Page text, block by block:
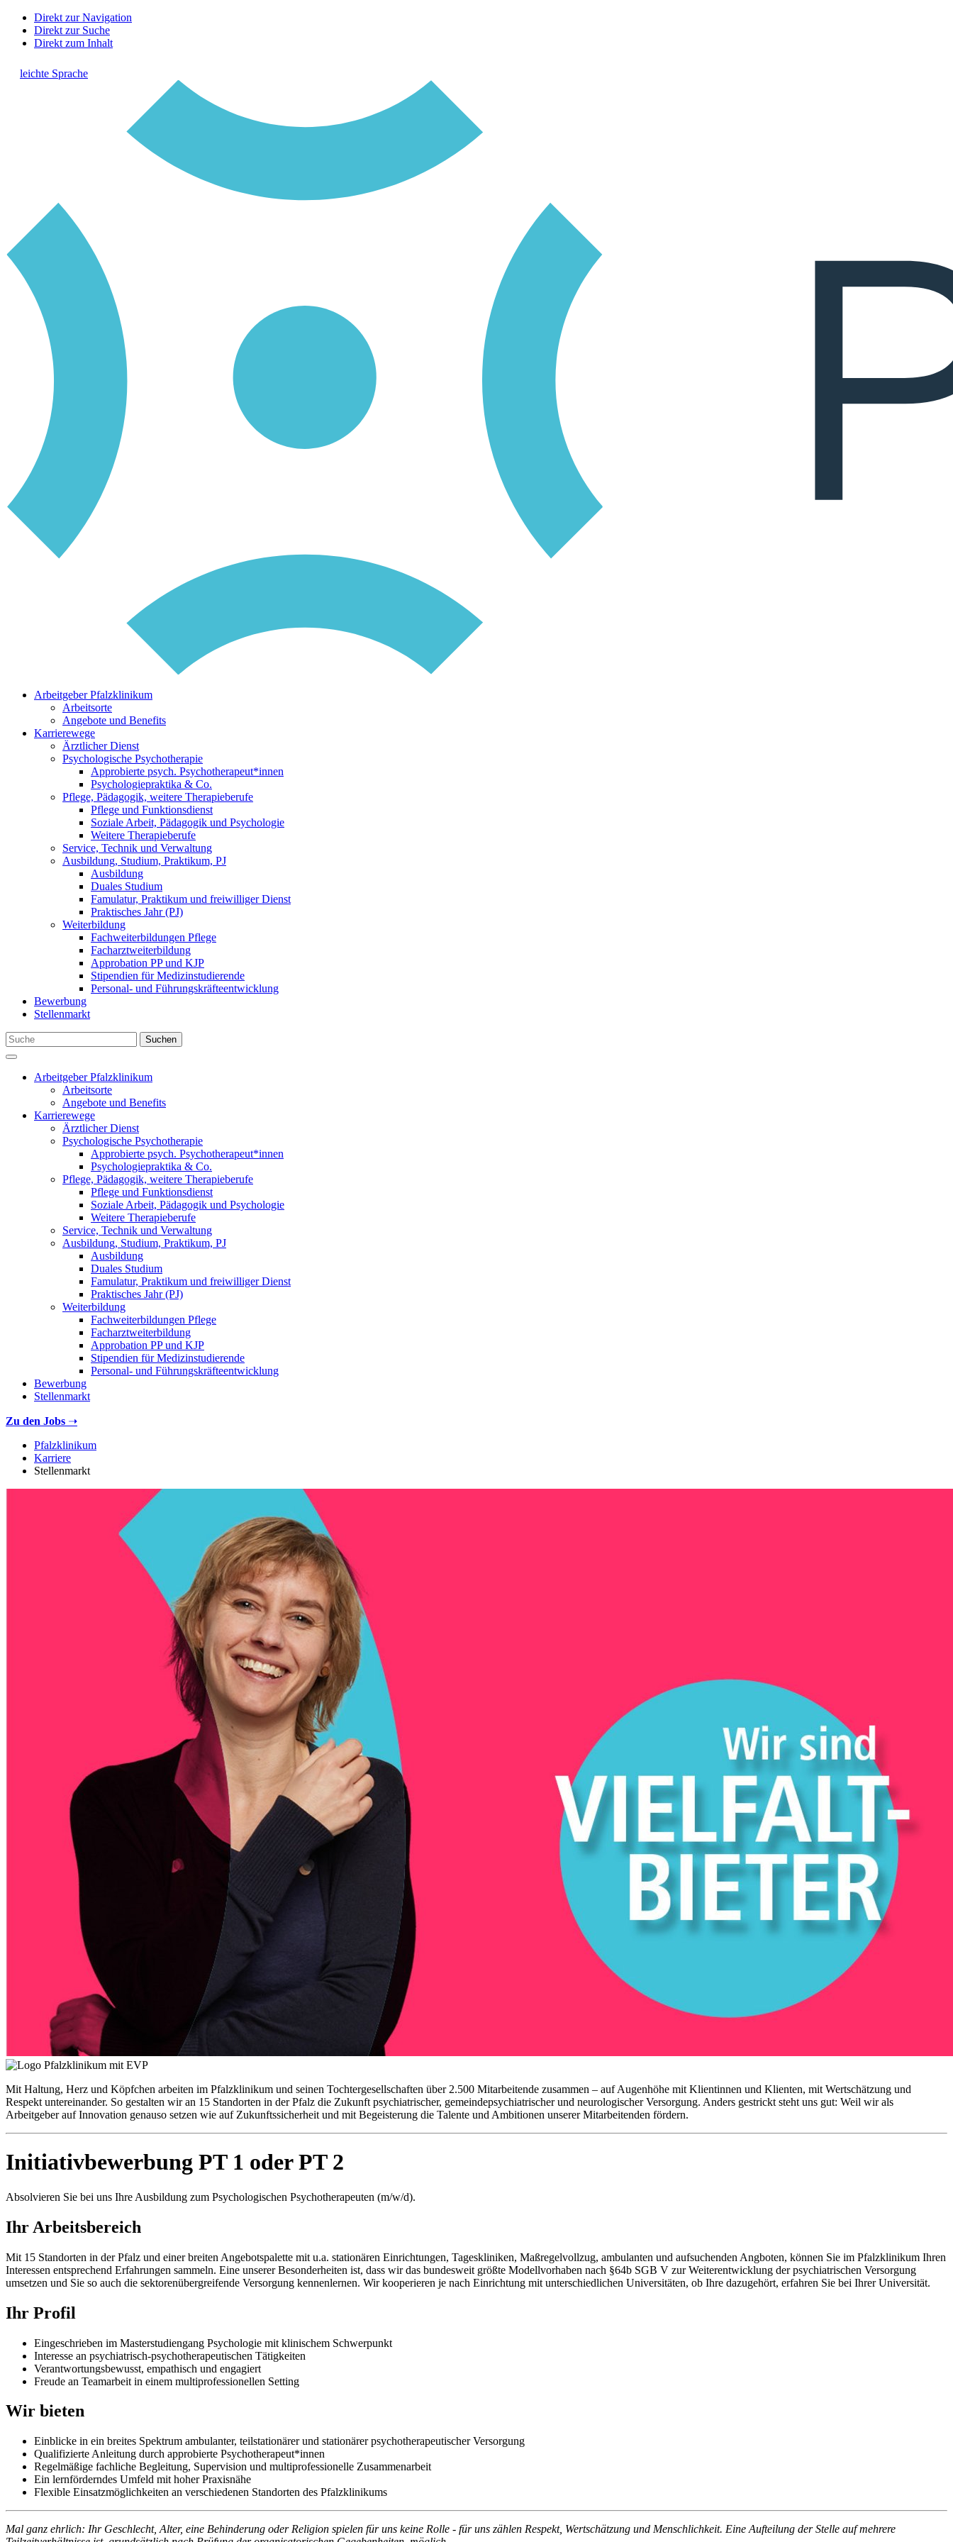
Direkt zur Navigation
Direkt zur Suche
Direkt zum Inhalt
leichte Sprache
Arbeitgeber Pfalzklinikum
Arbeitsorte
Angebote und Benefits
Karrierewege
Ärztlicher Dienst
Psychologische Psychotherapie
Approbierte psych. Psychotherapeut*innen
Psychologiepraktika & Co.
Pflege, Pädagogik, weitere Therapieberufe
Pflege und Funktionsdienst
Soziale Arbeit, Pädagogik und Psychologie
Weitere Therapieberufe
Service, Technik und Verwaltung
Ausbildung, Studium, Praktikum, PJ
Ausbildung
Duales Studium
Famulatur, Praktikum und freiwilliger Dienst
Praktisches Jahr (PJ)
Weiterbildung
Fachweiterbildungen Pflege
Facharztweiterbildung
Approbation PP und KJP
Stipendien für Medizinstudierende
Personal- und Führungskräfteentwicklung
Bewerbung
Stellenmarkt
Suchen
Arbeitgeber Pfalzklinikum
Arbeitsorte
Angebote und Benefits
Karrierewege
Ärztlicher Dienst
Psychologische Psychotherapie
Approbierte psych. Psychotherapeut*innen
Psychologiepraktika & Co.
Pflege, Pädagogik, weitere Therapieberufe
Pflege und Funktionsdienst
Soziale Arbeit, Pädagogik und Psychologie
Weitere Therapieberufe
Service, Technik und Verwaltung
Ausbildung, Studium, Praktikum, PJ
Ausbildung
Duales Studium
Famulatur, Praktikum und freiwilliger Dienst
Praktisches Jahr (PJ)
Weiterbildung
Fachweiterbildungen Pflege
Facharztweiterbildung
Approbation PP und KJP
Stipendien für Medizinstudierende
Personal- und Führungskräfteentwicklung
Bewerbung
Stellenmarkt
Zu den Jobs ➝
Pfalzklinikum
Karriere
Stellenmarkt
Mit Haltung, Herz und Köpfchen arbeiten im Pfalzklinikum und seinen Tochtergesellschaften über 2.500 Mitarbeitende zusammen – auf Augenhöhe mit Klientinnen und Klienten, mit Wertschätzung und
Respekt untereinander. So gestalten wir an 15 Standorten in der Pfalz die Zukunft psychiatrischer, gemeindepsychiatrischer und neurologischer Versorgung. Anders gestrickt steht uns gut: Weil wir als
Arbeitgeber auf Innovation genauso setzen wie auf Zukunftssicherheit und mit Begeisterung die Talente und Ambitionen unserer Mitarbeitenden fördern.
Initiativbewerbung PT 1 oder PT 2
Absolvieren Sie bei uns Ihre Ausbildung zum Psychologischen Psychotherapeuten (m/w/d).
Ihr Arbeitsbereich
Mit 15 Standorten in der Pfalz und einer breiten Angebotspalette mit u.a. stationären Einrichtungen, Tageskliniken, Maßregelvollzug, ambulanten und aufsuchenden Angboten, können Sie im Pfalzklinikum Ihren
Interessen entsprechend Erfahrungen sammeln. Eine unserer Besonderheiten ist, dass wir das bundesweit größte Modellvorhaben nach §64b SGB V zur Weiterentwicklung der psychiatrischen Versorgung
umsetzen und Sie so auch die sektorenübergreifende Versorgung kennenlernen. Wir kooperieren je nach Einrichtung mit unterschiedlichen Universitäten, ob Ihre dazugehört, erfahren Sie bei Ihrer Universität.
Ihr Profil
Eingeschrieben im Masterstudiengang Psychologie mit klinischem Schwerpunkt
Interesse an psychiatrisch-psychotherapeutischen Tätigkeiten
Verantwortungsbewusst, empathisch und engagiert
Freude an Teamarbeit in einem multiprofessionellen Setting
Wir bieten
Einblicke in ein breites Spektrum ambulanter, teilstationärer und stationärer psychotherapeutischer Versorgung
Qualifizierte Anleitung durch approbierte Psychotherapeut*innen
Regelmäßige fachliche Begleitung, Supervision und multiprofessionelle Zusammenarbeit
Ein lernförderndes Umfeld mit hoher Praxisnähe
Flexible Einsatzmöglichkeiten an verschiedenen Standorten des Pfalzklinikums
Mal ganz ehrlich: Ihr Geschlecht, Alter, eine Behinderung oder Religion spielen für uns keine Rolle - für uns zählen Respekt, Wertschätzung und Menschlichkeit. Eine Aufteilung der Stelle auf mehrere